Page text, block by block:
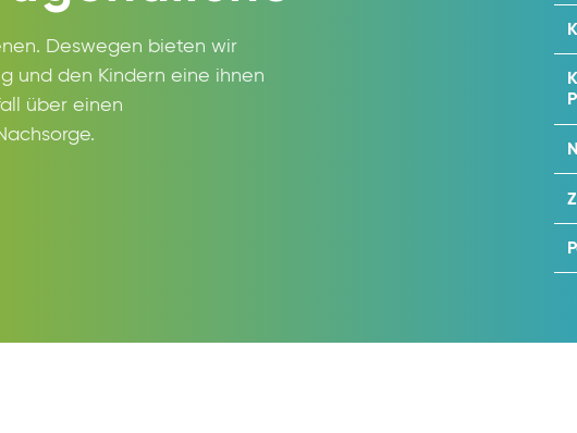
Deswegen bieten wir
und den Kindern eine ihnen
über einen